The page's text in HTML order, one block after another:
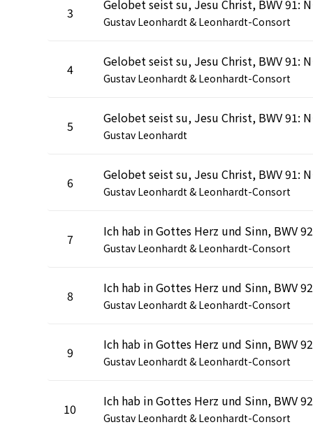
3
Gustav Leonhardt & Leonhardt-Consort
4
Gustav Leonhardt & Leonhardt-Consort
5
Gustav Leonhardt
6
Gustav Leonhardt & Leonhardt-Consort
7
Gustav Leonhardt & Leonhardt-Consort
8
Gustav Leonhardt & Leonhardt-Consort
9
Gustav Leonhardt & Leonhardt-Consort
10
Gustav Leonhardt & Leonhardt-Consort